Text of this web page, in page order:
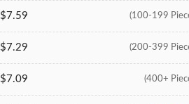
$7.59 (100-199
$7.29 (200-399
$7.09 (400+